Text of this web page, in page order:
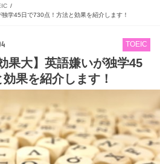
学45日で730点！方法と効果を紹介します！
TOEIC
果大】英語嫌いが独学45
果を紹介します！